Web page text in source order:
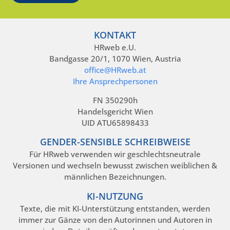
KONTAKT
HRweb e.U.
Bandgasse 20/1, 1070 Wien, Austria
office@HRweb.at
Ihre Ansprechpersonen
FN 350290h
Handelsgericht Wien
UID ATU65898433
GENDER-SENSIBLE SCHREIBWEISE
Für HRweb verwenden wir geschlechtsneutrale
Versionen und wechseln bewusst zwischen weiblichen &
männlichen Bezeichnungen.
KI-NUTZUNG
Texte, die mit KI-Unterstützung entstanden, werden
immer zur Gänze von den Autorinnen und Autoren in